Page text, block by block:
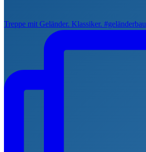
Treppe mit Geländer. Klassiker. #geländerbau